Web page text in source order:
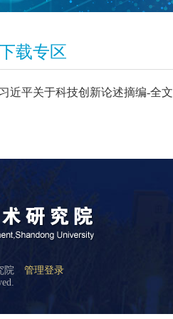
载专区
习近平关于科技创新论述摘编-全文
院 管理登录